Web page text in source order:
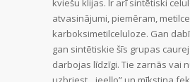
kviešu klijas. Ir arī sintētiski
atvasinājumi, piemēram,
karboksimetilceluloze. Gan
gan sintētiskie šīs grupas
darbojas līdzīgi. Tie zarnās vai